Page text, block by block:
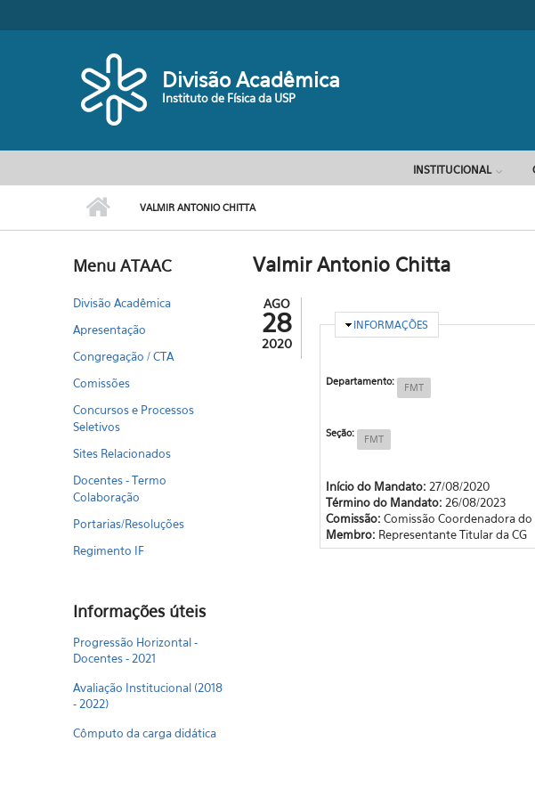
Divisão Acadêmica
Instituto de Física da USP
INSTITUCIONAL
VALMIR ANTONIO CHITTA
Menu ATAAC
Divisão Acadêmica
Apresentação
Congregação / CTA
Comissões
Concursos e Processos
Seletivos
Sites Relacionados
Docentes - Termo
Colaboração
Portarias/Resoluções
Regimento IF
Informações úteis
Progressão Horizontal -
Docentes - 2021
Avaliação Institucional (2018
- 2022)
Cômputo da carga didática
Valmir Antonio Chitta
AGO
28
2020
OCULTAR
INFORMAÇÕES
Departamento: FMT
Seção: FMT
Início do Mandato: 27/08/2020
Término do Mandato: 26/08/2023
Comissão:Comissão Coordenadora
Membro: Representante Titular da CG